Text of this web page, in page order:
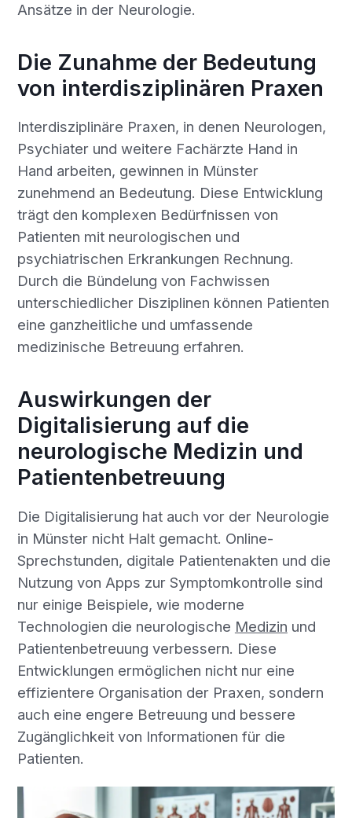
Ansätze in der Neurologie.
Die Zunahme der Bedeutung
von interdisziplinären Praxen
Interdisziplinäre Praxen, in denen Neurologen,
Psychiater und weitere Fachärzte Hand in
Hand arbeiten, gewinnen in Münster
zunehmend an Bedeutung. Diese Entwicklung
trägt den komplexen Bedürfnissen von
Patienten mit neurologischen und
psychiatrischen Erkrankungen Rechnung.
Durch die Bündelung von Fachwissen
unterschiedlicher Disziplinen können Patienten
eine ganzheitliche und umfassende
medizinische Betreuung erfahren.
Auswirkungen der
Digitalisierung auf die
neurologische Medizin und
Patientenbetreuung
Die Digitalisierung hat auch vor der Neurologie
in Münster nicht Halt gemacht. Online-
Sprechstunden, digitale Patientenakten und die
Nutzung von Apps zur Symptomkontrolle sind
nur einige Beispiele, wie moderne
Technologien die neurologische Medizin und
Patientenbetreuung verbessern. Diese
Entwicklungen ermöglichen nicht nur eine
effizientere Organisation der Praxen, sondern
auch eine engere Betreuung und bessere
Zugänglichkeit von Informationen für die
Patienten.